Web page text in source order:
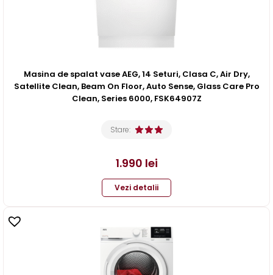
Masina de spalat vase AEG, 14 Seturi, Clasa C, Air Dry,
Satellite Clean, Beam On Floor, Auto Sense, Glass Care Pro
Clean, Series 6000, FSK64907Z
Stare:
1.990 lei
Vezi detalii